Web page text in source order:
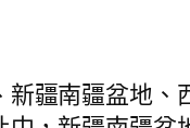
疆南疆盆地、